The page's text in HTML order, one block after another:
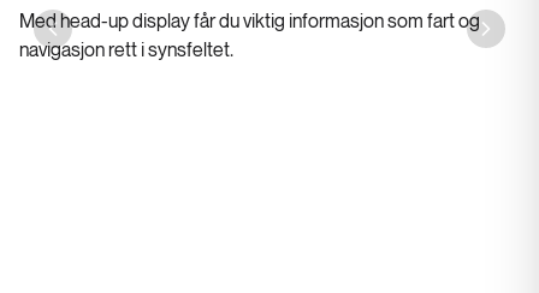
Med head-up display får du viktig informasjon som fart og
navigasjon rett i synsfeltet.
Previous slide Next